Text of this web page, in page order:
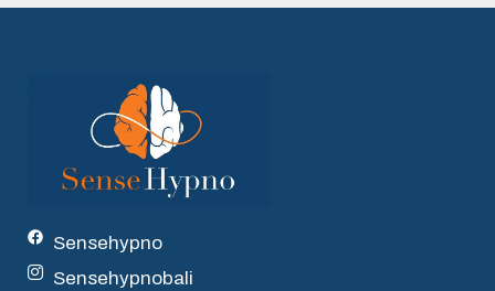
Sensehypno
Sensehypnobali